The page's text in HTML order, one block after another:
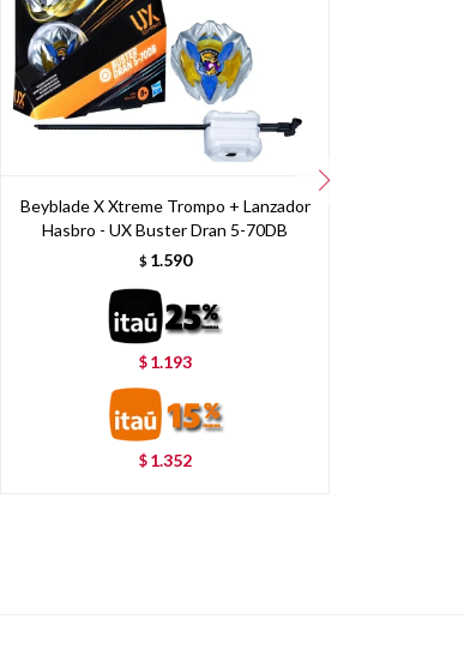
Beyblade X Xtreme Trompo + Lanzador
Hasbro - UX Buster Dran 5-70DB
$ 1.590
$ 1.193
$ 1.352